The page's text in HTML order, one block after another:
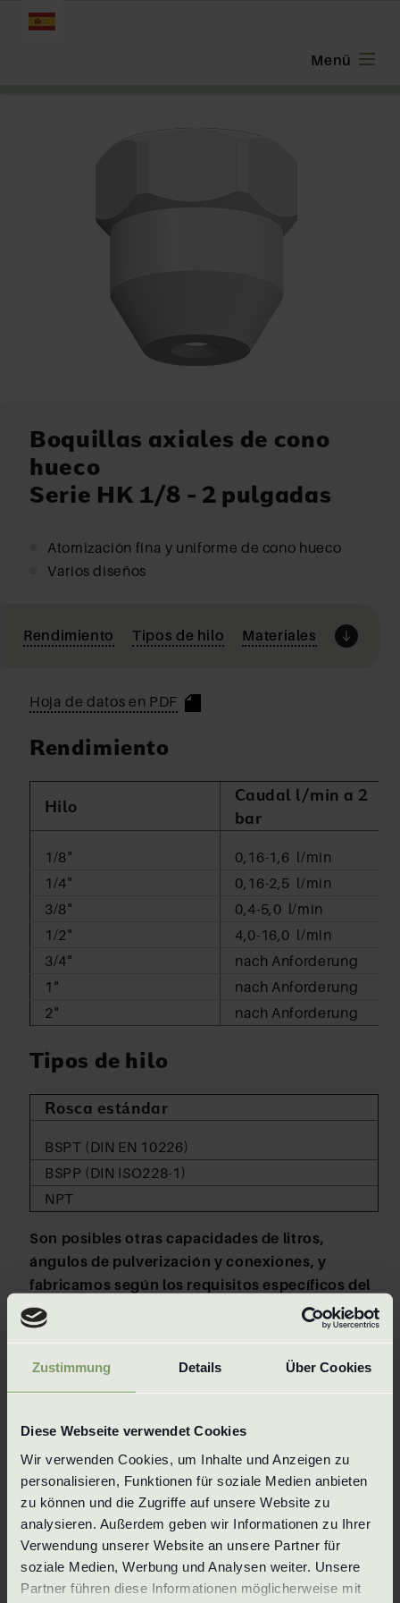
Zustimmung Details Über Cookies
Diese Webseite verwendet Cookies
Wir verwenden Cookies, um Inhalte und Anzeigen zu
personalisieren, Funktionen für soziale Medien anbieten
zu können und die Zugriffe auf unsere Website zu
analysieren. Außerdem geben wir Informationen zu Ihrer
Verwendung unserer Website an unsere Partner für
soziale Medien, Werbung und Analysen weiter. Unsere
Partner führen diese Informationen möglicherweise mit
ESPAÑOL
Boquillas axiales de cono
hueco
Serie HK 1/8 - 2 pulgadas
Atomización fina y uniforme de cono hueco
Varios diseños
Rendimiento Tipos de hilo Materiales
Hoja de datos en PDF
Rendimiento
Hilo
Caudal l/min a 2
bar
1/8"
0,16-1,6 l/min
1/4"
0,16-2,5 l/min
3/8"
0,4-5,0 l/min
1/2"
4,0-16,0 l/min
3/4"
nach Anforderung
1"
nach Anforderung
2"
nach Anforderung
Tipos de hilo
Rosca estándar
BSPT (DIN EN 10226)
BSPP (DIN ISO228-1)
NPT
Son posibles otras capacidades de litros,
ángulos de pulverización y conexiones, y
fabricamos según los requisitos específicos del
cliente.
1.4305 / 303
MS / Brass
1.4404 / 316L
Titan
1.4571 / 316Ti
1.4841 / 314
Hastelloy
y todos los demás materiales mecanizables